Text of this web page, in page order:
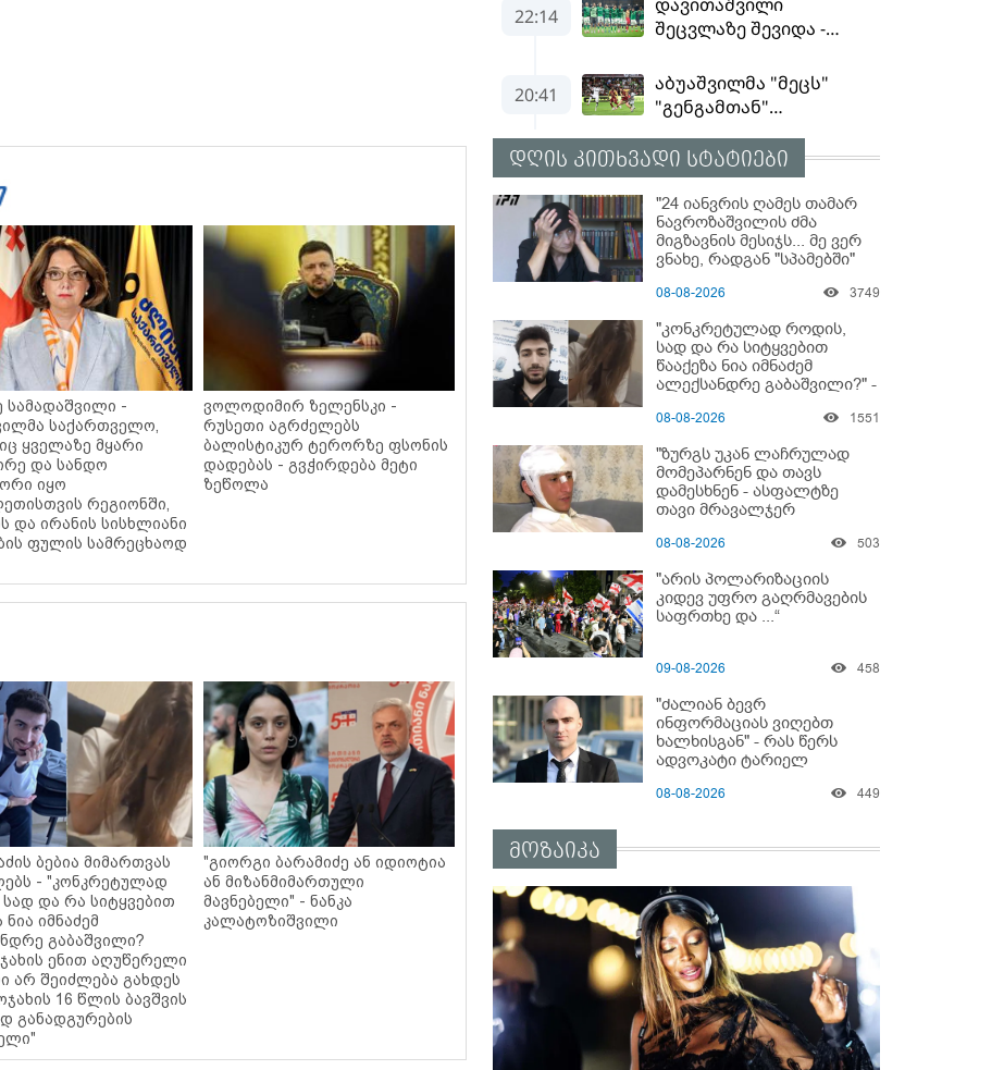
სამადაშვილი -
საქართველო,
ყველაზე მყარი
და სანდო
იყო
რეგიონში,
და ირანის სისხლიანი
ფულის სამრეცხაოდ
ვოლოდიმირ ზელენსკი -
რუსეთი აგრძელებს
ბალისტიკურ ტერორზე ფსონის
დადებას - გვჭირდება მეტი
ზეწოლა
ბებია მიმართვას
- "კონკრეტულად
და რა სიტყვებით
ნია იმნაძემ
გაბაშვილი?
ენით აღუწერელი
არ შეიძლება გახდეს
16 წლის ბავშვის
განადგურების
"გიორგი ბარამიძე ან იდიოტია
ან მიზანმიმართული
მავნებელი" - ნანკა
კალატოზიშვილი
დღის კითხვადი სტატიები
"24 იანვრის ღამეს თამარ
ნავროზაშვილის ძმა
მიგზავნის მესიჯს... მე ვერ
ვნახე, რადგან "სპამებში"
იმნაძის ბიძამ ეკა
ავალიანის დედა "სქრინს"
აქვეყნებს
08-08-2026 3749
"კონკრეტულად როდის,
სად და რა სიტყვებით
წააქეზა ნია იმნაძემ
ალექსანდრე გაბაშვილი?" -
ნია იმნაძის ბებია?
08-08-2026 1551
"ზურგს უკან ლაჩრულად
მომეპარნენ და თავს
დამესხნენ - ასფალტზე
თავი მრავალჯერ
ჰყვება კურიერი, რომელსაც
სასტიკად გაუსწორდნენ?
08-08-2026 503
"არის პოლარიზაციის
კიდევ უფრო გაღრმავების
საფრთხე და ...“
09-08-2026 458
"ძალიან ბევრ
ინფორმაციას ვიღებთ
ხალხისგან" - რას წერს
ადვოკატი ტარიელ
08-08-2026 449
მოზაიკა